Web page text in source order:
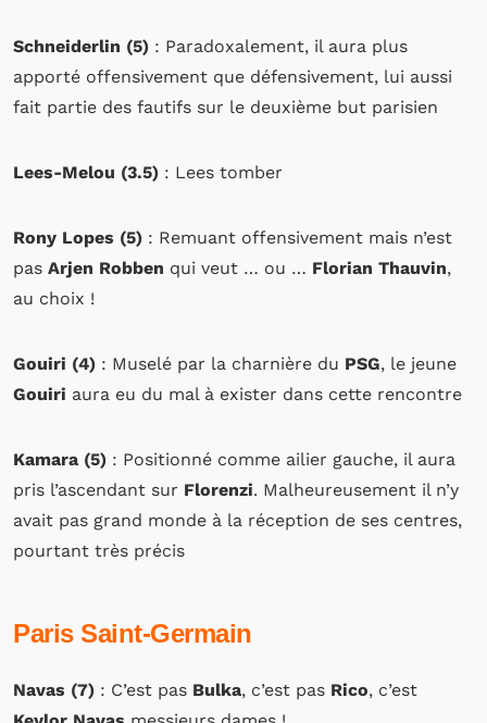
Schneiderlin (5) : Paradoxalement, il aura plus
apporté offensivement que défensivement, lui aussi
fait partie des fautifs sur le deuxième but parisien
Lees-Melou (3.5) : Lees tomber
Rony Lopes (5) : Remuant offensivement mais n’est
pas Arjen Robben qui veut … ou … Florian Thauvin,
au choix !
Gouiri (4) : Muselé par la charnière du PSG, le jeune
Gouiri aura eu du mal à exister dans cette rencontre
Kamara (5) : Positionné comme ailier gauche, il aura
pris l’ascendant sur Florenzi. Malheureusement il n’y
avait pas grand monde à la réception de ses centres,
pourtant très précis
Paris Saint-Germain
Navas (7) : C’est pas Bulka, c’est pas Rico, c’est